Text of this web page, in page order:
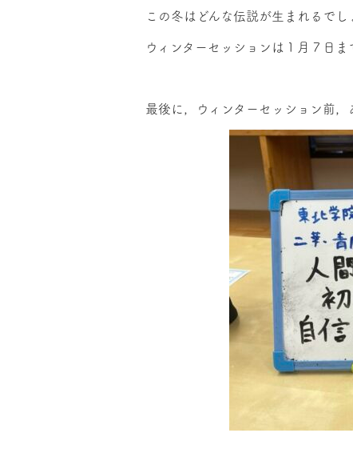
この冬はどんな伝説が生まれるでし
ウィンターセッションは１月７日ま
最後に，ウィンターセッション前